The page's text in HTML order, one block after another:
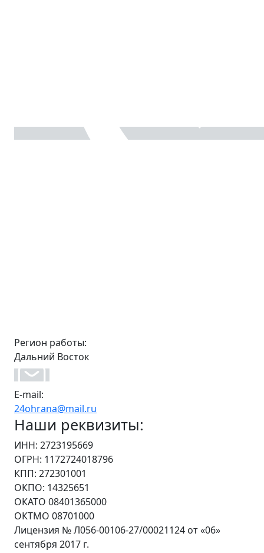
Регион работы:
Дальний Восток
E-mail:
24ohrana@mail.ru
Наши реквизиты:
ИНН: 2723195669
ОГРН: 1172724018796
КПП: 272301001
ОКПО: 14325651
ОКАТО 08401365000
ОКТМО 08701000
Лицензия № Л056-00106-27/00021124 от «06»
сентября 2017 г.